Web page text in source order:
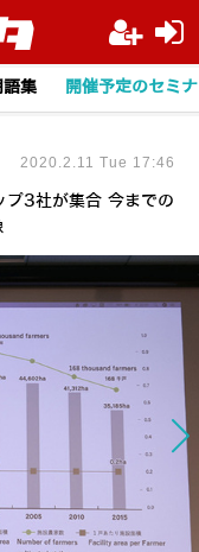
語集 開催予定のセミ
3社が集合 今までの
2020.2.11 Tue 17:46